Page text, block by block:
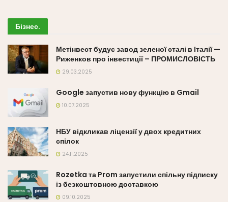
Бізнес.
Метінвест будує завод зеленої сталі в Італії —
Риженков про інвестиції – ПРОМИСЛОВІСТЬ
29.03.2025
Google запустив нову функцію в Gmail
10.07.2025
НБУ відкликав ліцензії у двох кредитних
спілок
24.11.2025
Rozetka та Prom запустили спільну підписку
із безкоштовною доставкою
09.10.2025